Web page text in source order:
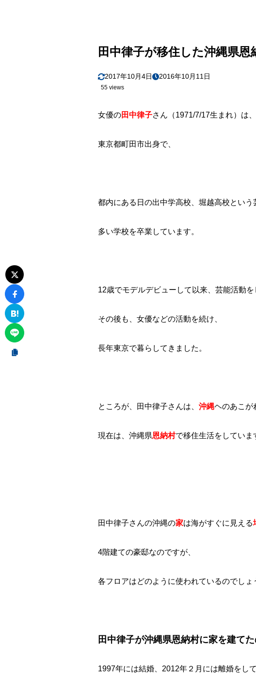
田中律子が移住した沖縄県
2017年10月4日 2016年10月11日
55 views
女優の田中律子さん（1971/7/17生まれ）は、
東京都町田市出身で、
都内にある日の出中学高校、堀越高校という
多い学校を卒業しています。
12歳でモデルデビューして以来、芸能活動を
その後も、女優などの活動を続け、
長年東京で暮らしてきました。
ところが、田中律子さんは、 沖縄ヘのあこが
現在は、沖縄県恩納村で移住生活をしていま
田中律子さんの沖縄の家は海がすぐに見える
4階建ての豪邸なのですが、
各フロアはどのように使われているのでしょ
田中律子が沖縄県恩納村に家を建て
1997年には結婚、2012年２月には離婚をして